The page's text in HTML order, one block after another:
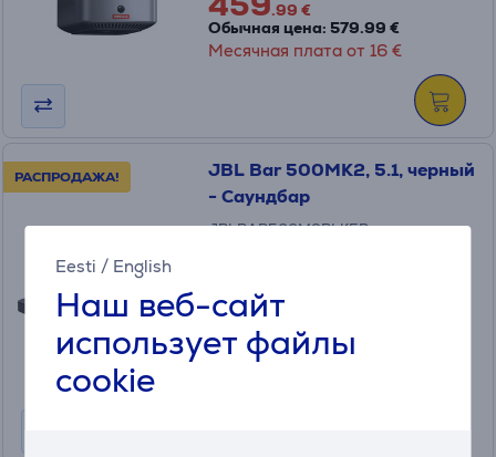
Eesti / English
Наш веб-сайт
использует файлы
cookie
.99 €
Обычная цена: 579.99 €
Месячная плата от 16 €
РАСПРОДАЖА!
JBL Bar 500MK2, 5.1, черный
- Саундбар
JBLBAR500M2BLKEP
Цена для друга:
399 .99 €
Обычная цена: 649.99 €